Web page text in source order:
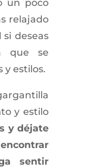
un poco
relajado
si deseas
que se
y estilos.
y estilo
y déjate
sentir